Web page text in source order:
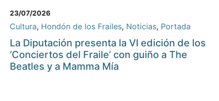
23/07/2026
Cultura, Hondón de los Frailes, Noticias, Portada
La Diputación presenta la VI edición de los
‘Conciertos del Fraile’ con guiño a The
Beatles y a Mamma Mía